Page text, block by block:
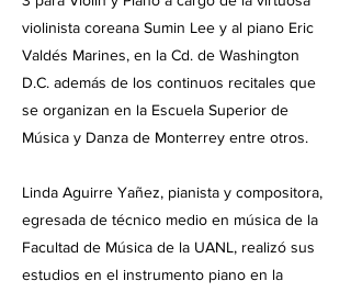
violinista coreana Sumin Lee y al piano Eric
Valdés Marines, en la Cd. de Washington
D.C. además de los continuos recitales que
se organizan en la Escuela Superior de
Música y Danza de Monterrey entre otros.
Linda Aguirre Yañez, pianista y compositora,
egresada de técnico medio en música de la
Facultad de Música de la UANL, realizó sus
estudios en el instrumento piano en la